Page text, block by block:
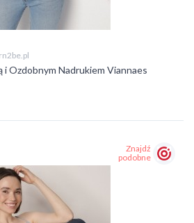
i Ozdobnym Nadrukiem Viannaes
Znajdź
podobne